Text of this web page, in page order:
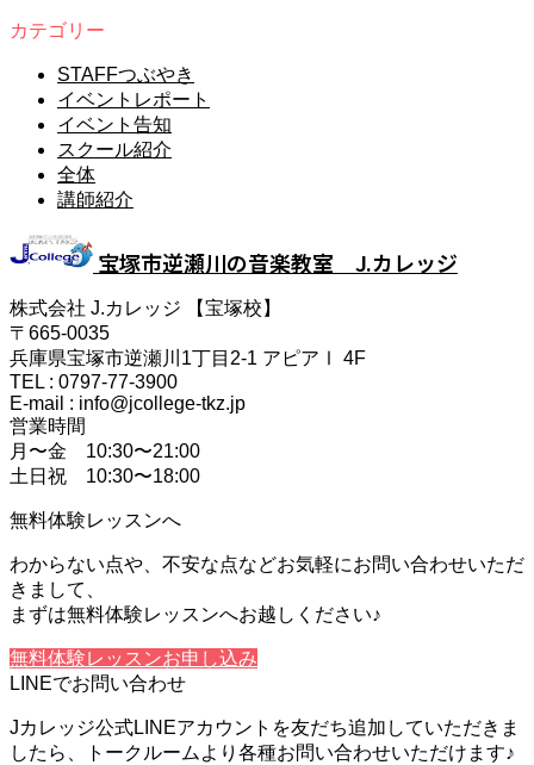
カテゴリー
STAFFつぶやき
イベントレポート
イベント告知
スクール紹介
全体
講師紹介
宝塚市逆瀬川の音楽教室 J.カレッジ
株式会社 J.カレッジ 【宝塚校】
〒665-0035
兵庫県宝塚市逆瀬川1丁目2-1 アピアⅠ 4F
TEL : 0797-77-3900
E-mail : info@jcollege-tkz.jp
営業時間
月〜金 10:30〜21:00
土日祝 10:30〜18:00
無料体験レッスンへ
わからない点や、不安な点などお気軽にお問い合わせいただ
きまして、
まずは無料体験レッスンへお越しください♪
無料体験レッスンお申し込み
LINEでお問い合わせ
Jカレッジ公式LINEアカウントを友だち追加していただきま
したら、トークルームより各種お問い合わせいただけます♪